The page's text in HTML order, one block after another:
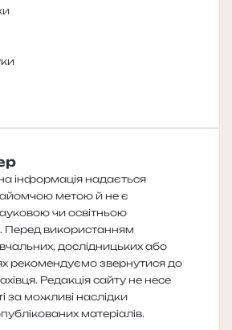
інформація надається
метою й не є
чи освітньою
Перед використанням
дослідницьких або
рекомендуємо звернутися до
Редакція сайту не несе
за можливі наслідки
матеріалів.